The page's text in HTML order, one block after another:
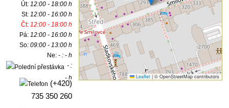
Út:12:00 - 18:00 h
St:12:00 - 16:00 h
Čt:12:00 - 18:00 h
Pá:12:00 - 16:00 h
So:09:00 - 13:00 h
Ne:- : - h
- :
- h
(+420)
735 350 260
Leaflet |© OpenStreetMap contributors